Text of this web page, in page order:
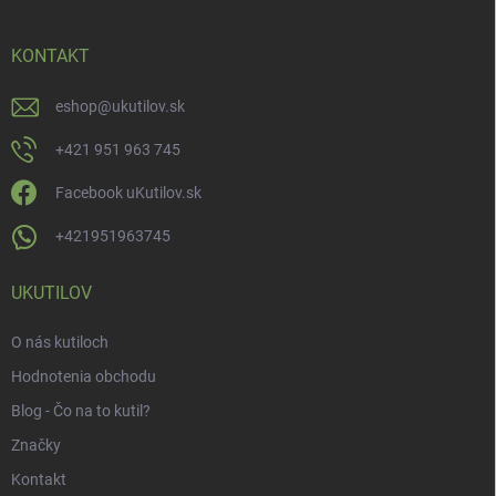
KONTAKT
eshop@ukutilov.sk
+421 951 963 745
Facebook uKutilov.sk
+421951963745
UKUTILOV
O nás kutiloch
Hodnotenia obchodu
Blog - Čo na to kutil?
Značky
Kontakt